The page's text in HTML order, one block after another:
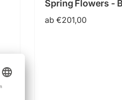
Spring Flowers -
Normaler
ab €201,00